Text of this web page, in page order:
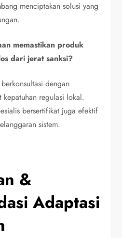
menciptakan solusi yang
memastikan produk
dari jerat sanksi?
dengan
kepatuhan regulasi lokal.
bersertifikat juga efektif
sistem.
&
Adaptasi